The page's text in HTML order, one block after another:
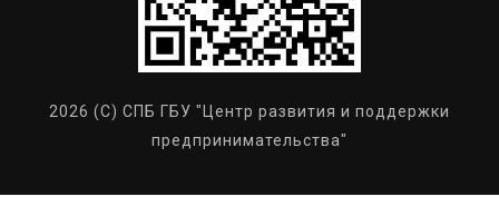
2026 (C) СПБ ГБУ "Центр развития и поддержки
предпринимательства"